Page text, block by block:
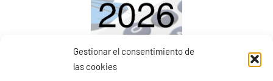
Gestionar el consentimiento de
las cookies
Presupuestos 2026